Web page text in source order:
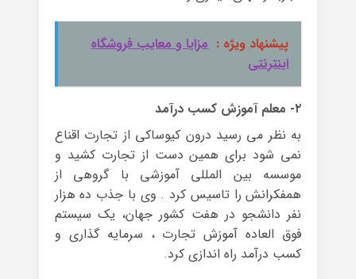
پیشنهاد ویژه : مزایا و معایب فروشگاه
اینترنتی
۲- معلم آموزش کسب درآمد
به نظر می رسید درون کیوساکی از تجارت اقناع
نمی شود برای همین دست از تجارت کشید و
موسسه بین المللی آموزشی با گروهی از
همفکرانش را تاسیس کرد . وی با جذب ده هزار
نفر دانشجو در هفت کشور جهان، یک سیستم
فوق العاده آموزش تجارت ، سرمایه گذاری و
کسب درآمد راه اندازی کرد.